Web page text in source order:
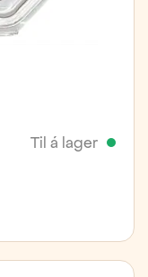
Til á lager